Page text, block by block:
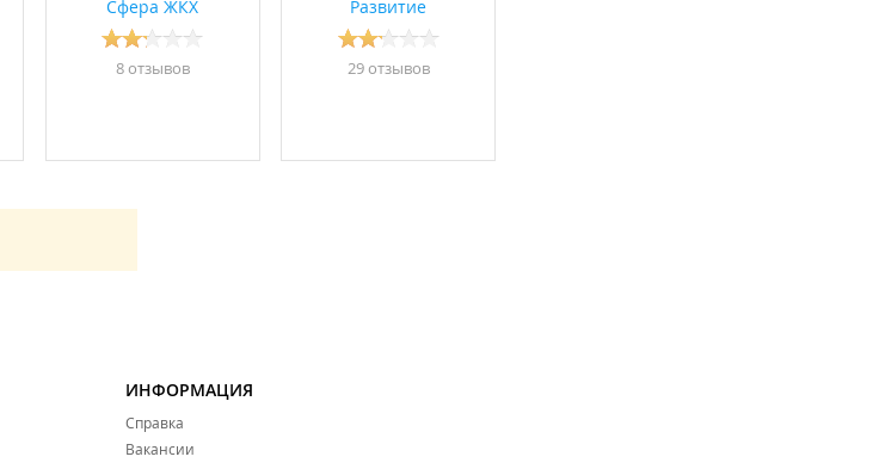
Сфера ЖКХ
8 отзывов
Развитие
29 отзывов
ИНФОРМАЦИЯ
Справка
Вакансии